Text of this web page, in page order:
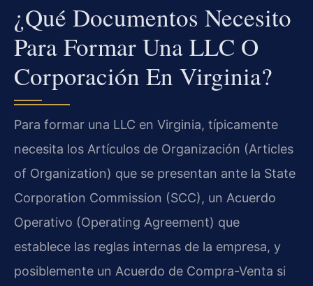
¿Qué Documentos Necesito
Para Formar Una LLC O
Corporación En Virginia?
Para formar una LLC en Virginia, típicamente
necesita los Artículos de Organización (Articles
of Organization) que se presentan ante la State
Corporation Commission (SCC), un Acuerdo
Operativo (Operating Agreement) que
establece las reglas internas de la empresa, y
posiblemente un Acuerdo de Compra-Venta si